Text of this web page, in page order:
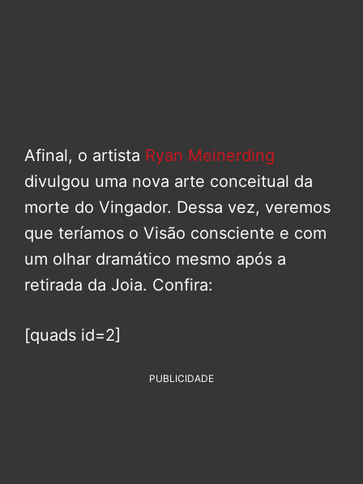
Afinal, o artista Ryan Meinerding
divulgou uma nova arte conceitual da
morte do Vingador. Dessa vez, veremos
que teríamos o Visão consciente e com
um olhar dramático mesmo após a
retirada da Joia. Confira:
[quads id=2]
PUBLICIDADE